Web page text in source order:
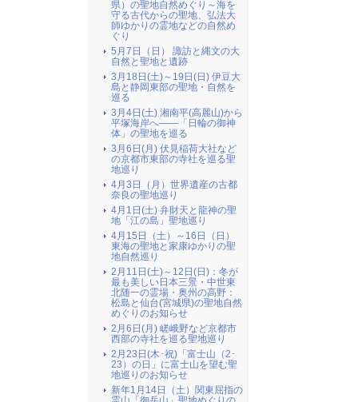
県）の聖地自然めぐり～海を
守る古代からの聖地、弘法大
師ゆかりの霊地などの自然め
ぐり
5月7日（日） 諏訪と縄文の大
自然と聖地と遺跡
3月18日(土)～19日(日) 伊豆大
島と静岡東部の聖地・自然を
巡る
3月4日(土) 湘南平(高麗山)から
平塚海岸へ――「日輪の御神
体」の聖地を巡る
3月6日(月) 伏見稲荷大社など
の京都市東部の寺社を巡る聖
地巡り
4月3日（月）世界遺産の古都
奈良の聖地巡り
4月1日(土) 弁財天と龍神の聖
地「江の島」聖地巡り
4月15日（土）～16日（日）
東海の聖地と家康ゆかりの聖
地自然巡り
2月11日(土)～12日(日)：冬が
最も美しい日本三景・中世東
北随一の霊場・奥州の高野：
松島と仙台(宮城県)の聖地自然
めぐりのお知らせ
2月6日(月) 嵯峨野など京都市
西部の寺社を巡る聖地巡り
2月23日(木･祝)「富士山（2･
23）の日」に富士山を望む聖
地巡りのお知らせ
新年1月14日（土）関東屈指の